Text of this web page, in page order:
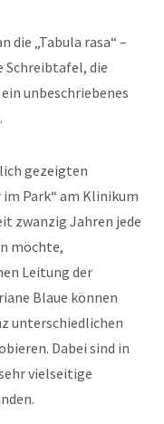
die „Tabula rasa“ –
Schreibtafel, die
unbeschriebenes
gezeigten
Park“ am Klinikum
zwanzig Jahren jede
möchte,
Leitung der
Blaue können
unterschiedlichen
Dabei sind in
vielseitige